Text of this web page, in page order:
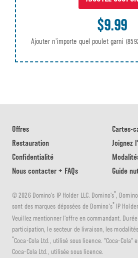
$9.99
Ajouter n’importe quel poulet garni
Offres
Cartes-
Restauration
Joignez
Confidentialité
Nous contacter + FAQs
Guide
© 2026 Domino's IP Holder LLC. Domino's®,
sont des marques déposées de Domino's® IP
Veuillez mentionner l'offre en commandant.
participation, le secteur de livraison, les
®Coca-Cola Ltd., utilisé sous licence. "Coca-Cola"
Coca-Cola Ltd., utilisée sous licence.